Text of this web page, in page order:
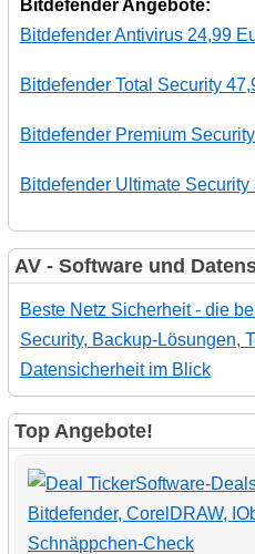
Bitdefender Angebote:
Bitdefender Antivirus 24,99
Bitdefender Total Security
Bitdefender Premium
Bitdefender Ultimate Security
AV - Software und
Beste Netz Sicherheit - die
Security, Backup-Lösungen,
Datensicherheit im Blick
Top Angebote!
Software-
Bitdefender, CorelDRAW,
Schnäppchen-Check